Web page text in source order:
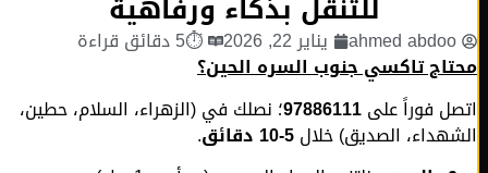
للتنقل بذكاء ورفاهية
ahmed abdoo يناير 22, 2026 ⏱5 دقائق قراءة
تاكسي جنوب السره الحين؟
فوراً على97886111؛ نصلك في (الزهراء، السلام، حطين،
الصديق) خلال5-10 دقائق
.